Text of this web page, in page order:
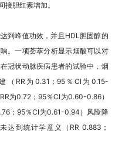
接胆红素增加。
到峰值功效，并且HDL胆固醇的
。一项荟萃分析显示烟酸可以对
冠状动脉疾病患者的试验中，烟
（RR为0.31；95％CI为0.15-
为0.72；95％CI为0.60-0.86）
；95％CI为0.61-0.94）风险降
达到统计学意义（RR 0.883；